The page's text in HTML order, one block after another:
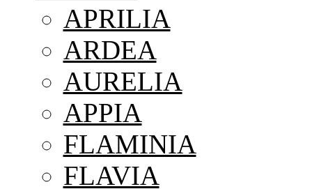
APRILIA
ARDEA
AURELIA
APPIA
FLAMINIA
FLAVIA